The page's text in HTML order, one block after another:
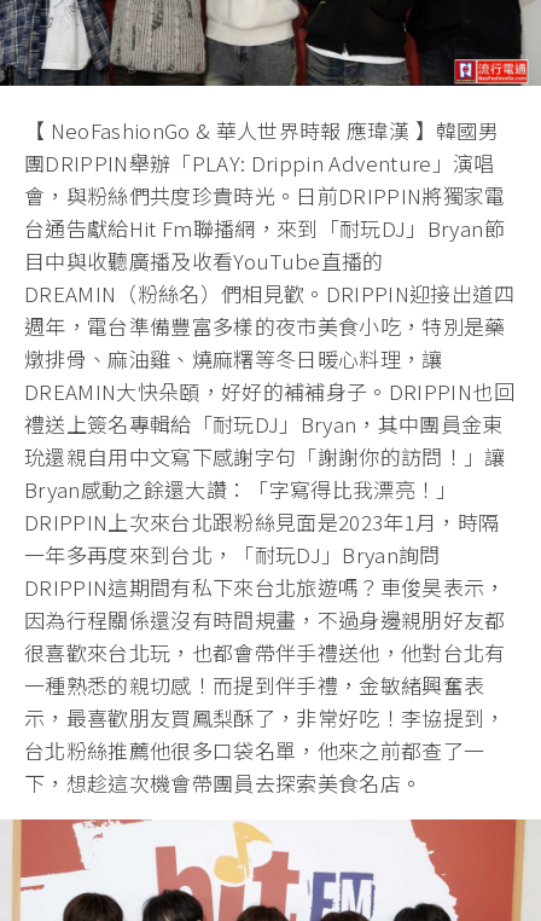
【 NeoFashionGo & 華人世界時報 應瑋漢 】韓國男
團DRIPPIN舉辦「PLAY: Drippin Adventure」演唱
會，與粉絲們共度珍貴時光。日前DRIPPIN將獨家電
台通告獻給Hit Fm聯播網，來到「耐玩DJ」Bryan節
目中與收聽廣播及收看YouTube直播的
DREAMIN（粉絲名）們相見歡。DRIPPIN迎接出道四
週年，電台準備豐富多樣的夜市美食小吃，特別是藥
燉排骨、麻油雞、燒麻糬等冬日暖心料理，讓
DREAMIN大快朵頤，好好的補補身子。DRIPPIN也回
禮送上簽名專輯給「耐玩DJ」Bryan，其中團員金東
玧還親自用中文寫下感謝字句「謝謝你的訪問！」讓
Bryan感動之餘還大讚：「字寫得比我漂亮！」
DRIPPIN上次來台北跟粉絲見面是2023年1月，時隔
一年多再度來到台北，「耐玩DJ」Bryan詢問
DRIPPIN這期間有私下來台北旅遊嗎？車俊昊表示，
因為行程關係還沒有時間規畫，不過身邊親朋好友都
很喜歡來台北玩，也都會帶伴手禮送他，他對台北有
一種熟悉的親切感！而提到伴手禮，金敏緒興奮表
示，最喜歡朋友買鳳梨酥了，非常好吃！李協提到，
台北粉絲推薦他很多口袋名單，他來之前都查了一
下，想趁這次機會帶團員去探索美食名店。